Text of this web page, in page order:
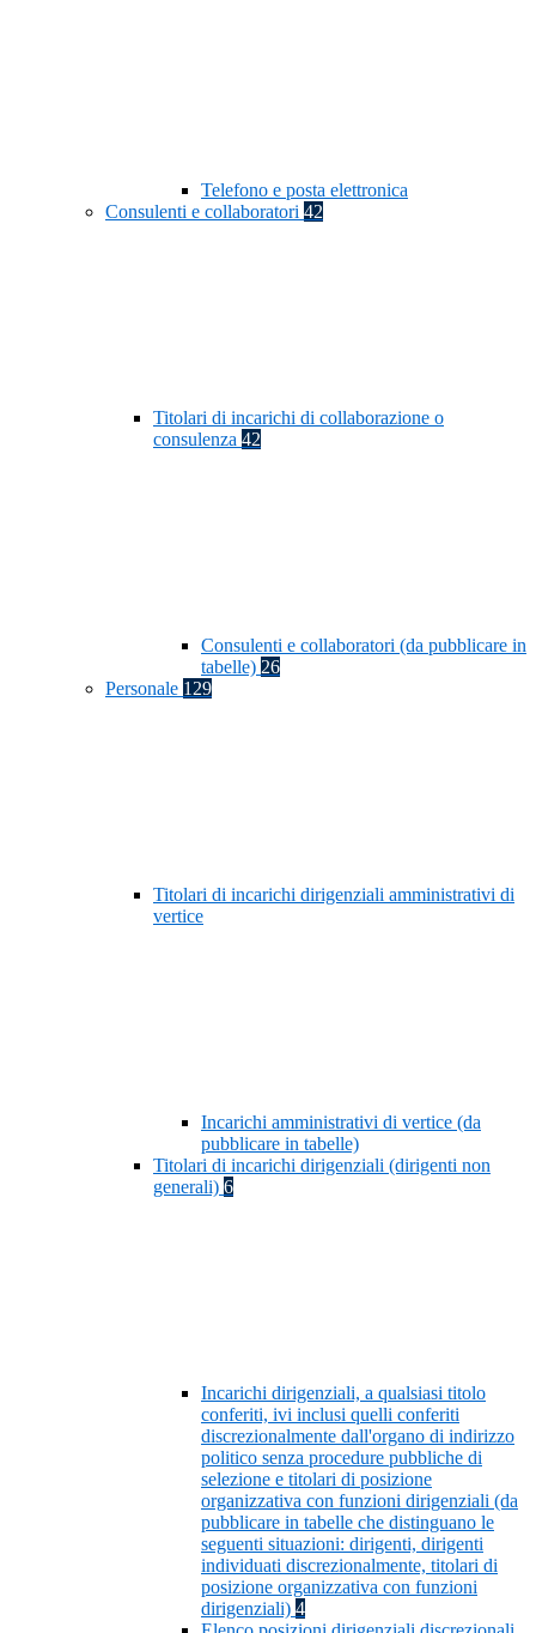
Telefono e posta elettronica
Consulenti e collaboratori 42
Titolari di incarichi di collaborazione o
consulenza 42
Consulenti e collaboratori (da pubblicare in
tabelle) 26
Personale 129
Titolari di incarichi dirigenziali amministrativi di
vertice
Incarichi amministrativi di vertice (da
pubblicare in tabelle)
Titolari di incarichi dirigenziali (dirigenti non
generali) 6
Incarichi dirigenziali, a qualsiasi titolo
conferiti, ivi inclusi quelli conferiti
discrezionalmente dall'organo di indirizzo
politico senza procedure pubbliche di
selezione e titolari di posizione
organizzativa con funzioni dirigenziali (da
pubblicare in tabelle che distinguano le
seguenti situazioni: dirigenti, dirigenti
individuati discrezionalmente, titolari di
posizione organizzativa con funzioni
dirigenziali) 4